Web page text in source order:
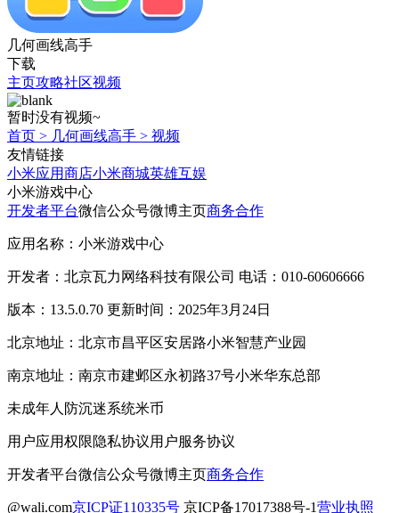
几何画线高手
下载
主页攻略社区视频
暂时没有视频~
首页 > 几何画线高手 > 视频
友情链接
小米应用商店小米商城英雄互娱
小米游戏中心
开发者平台微信公众号微博主页商务合作
应用名称：小米游戏中心
开发者：北京瓦力网络科技有限公司 电话：010-60606666
版本：13.5.0.70 更新时间：2025年3月24日
北京地址：北京市昌平区安居路小米智慧产业园
南京地址：南京市建邺区永初路37号小米华东总部
未成年人防沉迷系统米币
用户应用权限隐私协议用户服务协议
开发者平台微信公众号微博主页商务合作
@wali.com京ICP证110335号 京ICP备17017388号-1营业执照